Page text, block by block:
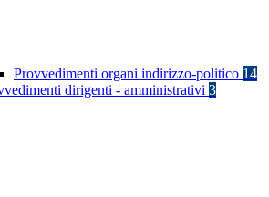
Provvedimenti organi indirizzo-politico 14
dirigenti - amministrativi 3